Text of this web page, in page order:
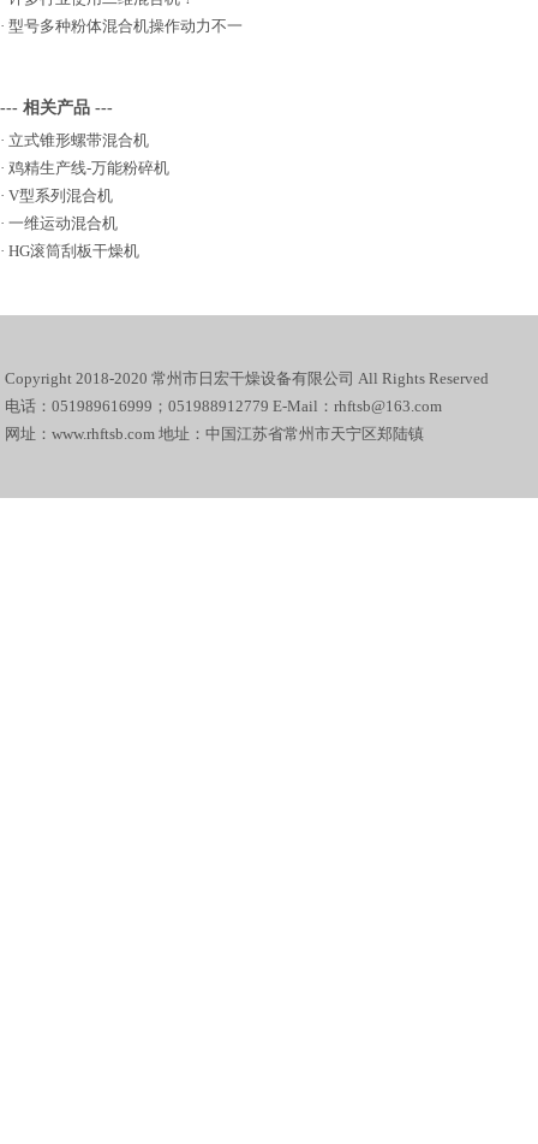
· 型号多种粉体混合机操作动力不一
--- 相关产品 ---
· 立式锥形螺带混合机
· 鸡精生产线-万能粉碎机
· V型系列混合机
· 一维运动混合机
· HG滚筒刮板干燥机
Copyright 2018-2020 常州市日宏干燥设备有限公司 All Rights Reserved
电话：051989616999；051988912779 E-Mail：rhftsb@163.com
网址：www.rhftsb.com 地址：中国江苏省常州市天宁区郑陆镇